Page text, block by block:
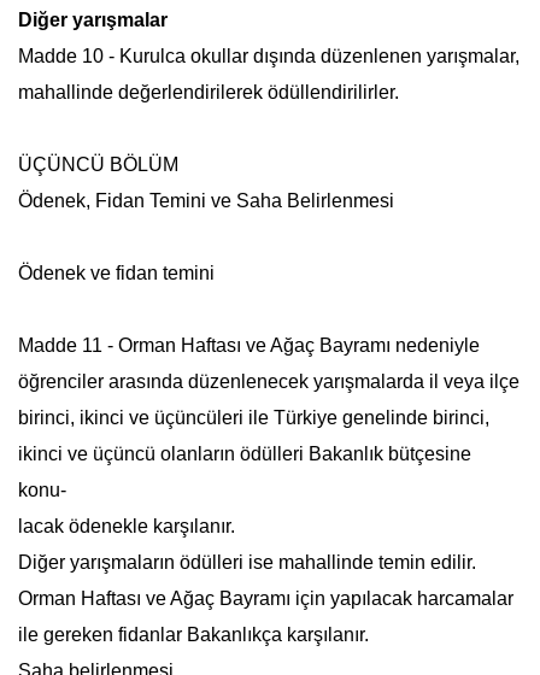
Diğer yarışmalar
Madde 10 - Kurulca okullar dışında düzenlenen yarışmalar,
mahallinde değerlendirilerek ödüllendirilirler.
ÜÇÜNCÜ BÖLÜM
Ödenek, Fidan Temini ve Saha Belirlenmesi
Ödenek ve fidan temini
Madde 11 - Orman Haftası ve Ağaç Bayramı nedeniyle
öğrenciler arasında düzenlenecek yarışmalarda il veya ilçe
birinci, ikinci ve üçüncüleri ile Türkiye genelinde birinci,
ikinci ve üçüncü olanların ödülleri Bakanlık bütçesine
konu-
lacak ödenekle karşılanır.
Diğer yarışmaların ödülleri ise mahallinde temin edilir.
Orman Haftası ve Ağaç Bayramı için yapılacak harcamalar
ile gereken fidanlar Bakanlıkça karşılanır.
Saha belirlenmesi